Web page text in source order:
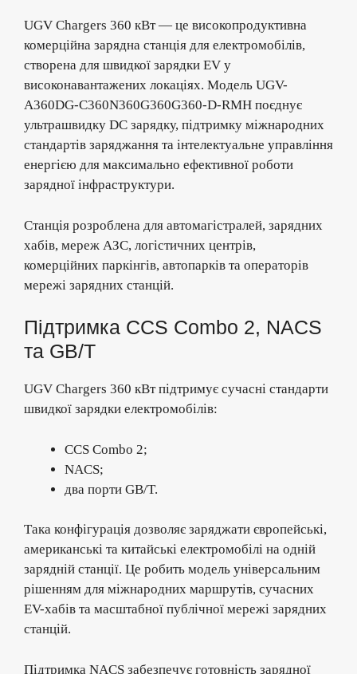
UGV Chargers 360 кВт — це високопродуктивна
комерційна зарядна станція для електромобілів,
створена для швидкої зарядки EV у
високонавантажених локаціях. Модель UGV-
A360DG-C360N360G360G360-D-RMH поєднує
ультрашвидку DC зарядку, підтримку міжнародних
стандартів заряджання та інтелектуальне управління
енергією для максимально ефективної роботи
зарядної інфраструктури.
Станція розроблена для автомагістралей, зарядних
хабів, мереж АЗС, логістичних центрів,
комерційних паркінгів, автопарків та операторів
мережі зарядних станцій.
Підтримка CCS Combo 2, NACS
та GB/T
UGV Chargers 360 кВт підтримує сучасні стандарти
швидкої зарядки електромобілів:
CCS Combo 2;
NACS;
два порти GB/T.
Така конфігурація дозволяє заряджати європейські,
американські та китайські електромобілі на одній
зарядній станції. Це робить модель універсальним
рішенням для міжнародних маршрутів, сучасних
EV-хабів та масштабної публічної мережі зарядних
станцій.
Підтримка NACS забезпечує готовність зарядної